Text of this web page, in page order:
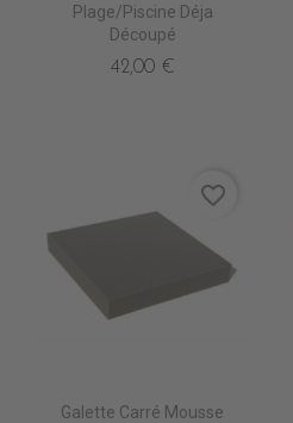
Plage/piscine Déja
Découpé
42,00 €
Galette Carré Mousse
favorite_border